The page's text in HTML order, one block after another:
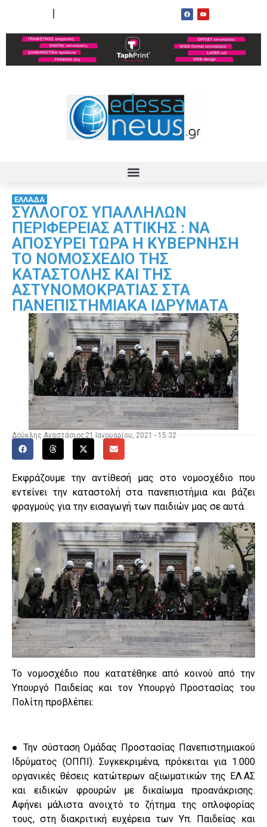
ΕΛΛΑΔΑ
ΣΥΛΛΟΓΟΣ ΥΠΑΛΛΗΛΩΝ
ΠΕΡΙΦΕΡΕΙΑΣ ΑΤΤΙΚΗΣ : ΝΑ
ΑΠΟΣΥΡΕΙ ΤΩΡΑ Η ΚΥΒΕΡΝΗΣΗ
ΤΟ ΝΟΜΟΣΧΕΔΙΟ ΤΗΣ
ΚΑΤΑΣΤΟΛΗΣ ΚΑΙ ΤΗΣ
ΑΣΤΥΝΟΜΟΚΡΑΤΙΑΣ ΣΤΑ
ΠΑΝΕΠΙΣΤΗΜΙΑΚΑ ΙΔΡΥΜΑΤΑ
Δούκλης Αναστάσιος 21 Ιανουαρίου, 2021 - 15:32
Εκφράζουμε την αντίθεσή μας στο νομοσχέδιο που
εντείνει την καταστολή στα πανεπιστήμια και βάζει
φραγμούς για την εισαγωγή των παιδιών μας σε αυτά.
Το νομοσχέδιο που κατατέθηκε από κοινού από την
Υπουργό Παιδείας και τον Υπουργό Προστασίας του
Πολίτη προβλέπει:
● Την σύσταση Ομάδας Προστασίας Πανεπιστημιακού
Ιδρύματος (ΟΠΠΙ). Συγκεκριμένα, πρόκειται για 1.000
οργανικές θέσεις κατώτερων αξιωματικών της ΕΛ.ΑΣ
και ειδικών φρουρών με δικαίωμα προανάκρισης.
Αφήνει μάλιστα ανοιχτό το ζήτημα της οπλοφορίας
τους, στη διακριτική ευχέρεια των Υπ. Παιδείας και